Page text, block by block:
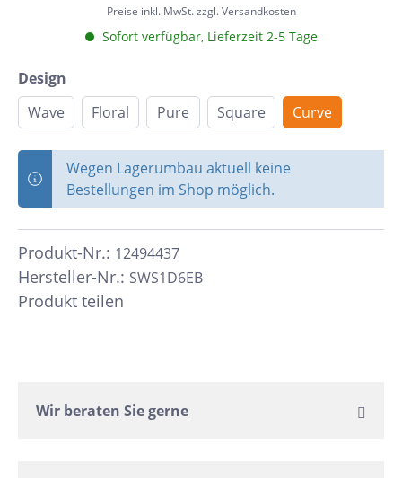
Preise inkl. MwSt. zzgl. Versandkosten
Sofort verfügbar, Lieferzeit 2-5 Tage
Design
Wave
Floral Pure Square Curve
Wegen Lagerumbau aktuell keine
Bestellungen im Shop möglich.
Hersteller-Nr.: SWS1D6EB
Produkt-Nr.: 12494437
Produkt teilen
Wir beraten Sie gerne